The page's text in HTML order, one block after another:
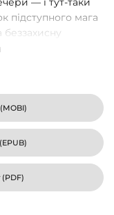
підступного мага
крил і
попереду,
є нове
MOBI)
EPUB)
(PDF)